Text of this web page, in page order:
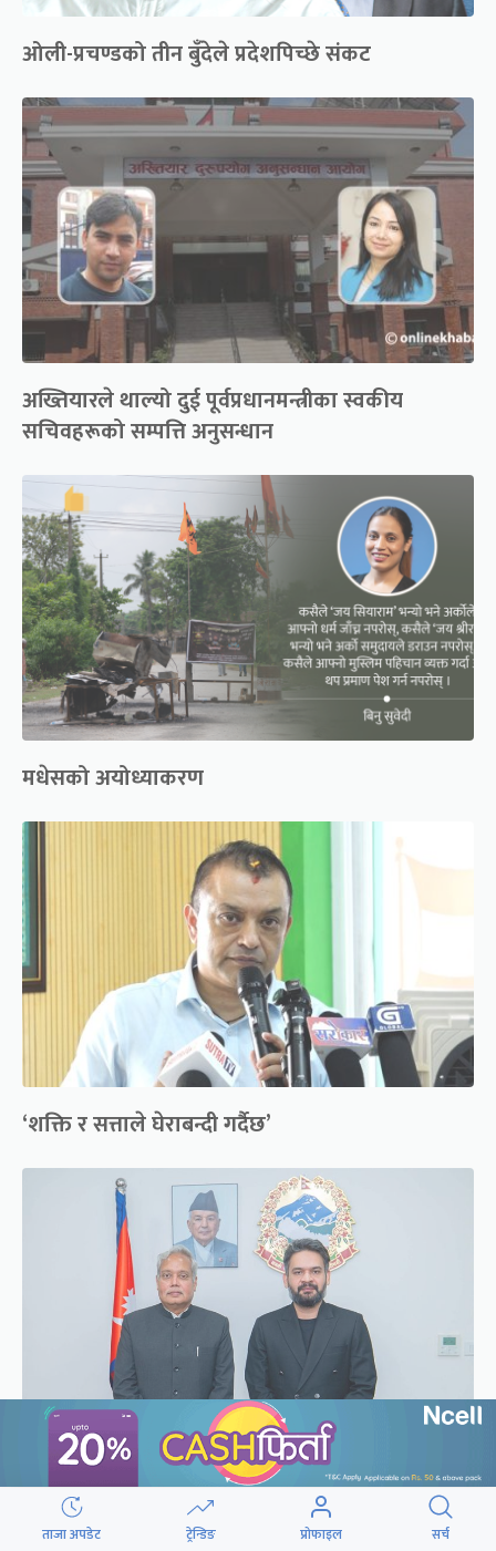
ओली-प्रचण्डको तीन बुँदेले प्रदेशपिच्छे संकट
अख्तियारले थाल्यो दुई पूर्वप्रधानमन्त्रीका स्वकीय
सचिवहरूको सम्पत्ति अनुसन्धान
मधेसको अयोध्याकरण
‘शक्ति र सत्ताले घेराबन्दी गर्दैछ’
प्रधानमन्त्री बालेनसँग भारतीय राजदूतको भेटवार्ता
सकियो
ताजा अपडेट ट्रेन्डिङ प्रोफाइल सर्च